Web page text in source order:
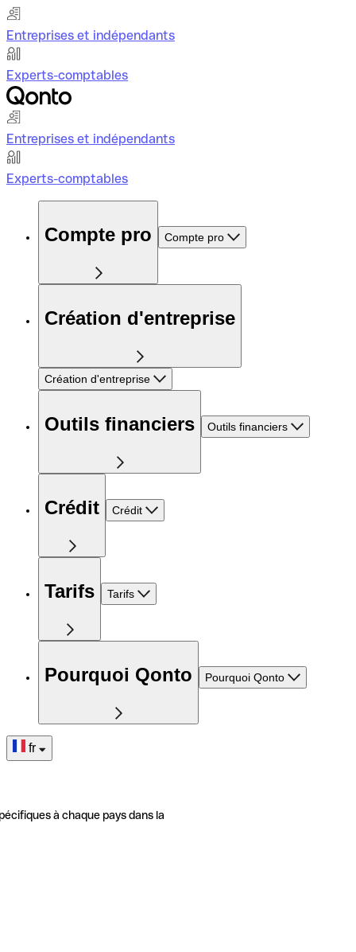
Entreprises et indépendants
Experts-comptables
Entreprises et indépendants
Experts-comptables
Compte pro Compte pro
Création d'entreprise
Création d'entreprise
Outils financiers Outils financiers
Crédit Crédit
Tarifs Tarifs
Pourquoi Qonto Pourquoi Qonto
fr
à chaque pays dans la